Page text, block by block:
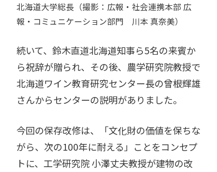
北海道大学総長（撮影：広報・社会連携本部 広
報・コミュニケーション部門 川本 真奈美）
続いて、鈴木直道北海道知事ら5名の来賓か
ら祝辞が贈られ、その後、農学研究院教授で
北海道ワイン教育研究センター長の曾根輝雄
さんからセンターの説明がありました。
今回の保存改修は、「文化財の価値を保ちな
がら、次の100年に耐える」ことをコンセプ
トに、工学研究院 小澤丈夫教授が建物の改